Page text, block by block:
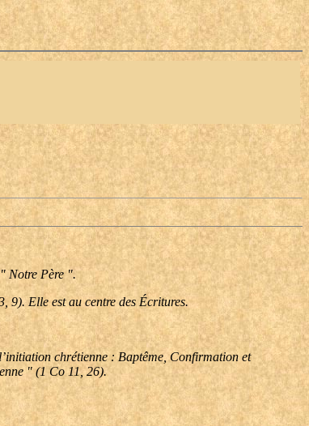
Notre Père ".
9). Elle est au centre des Écritures.
chrétienne : Baptême, Confirmation et
" (1 Co 11, 26).